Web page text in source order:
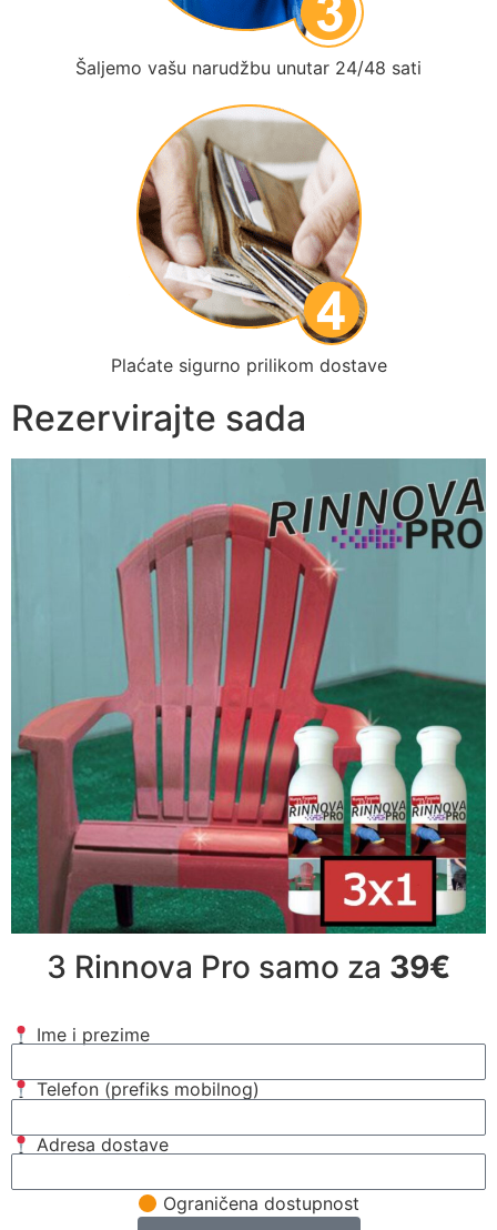
Šaljemo vašu narudžbu unutar 24/48 sati
Plaćate sigurno prilikom dostave
Rezervirajte sada
3 Rinnova Pro samo za 39€
Ime i prezime
Telefon (prefiks mobilnog)
Adresa dostave
Ograničena dostupnost